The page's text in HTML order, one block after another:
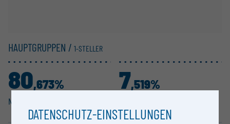
HAUPTGRUPPEN / 1-STELLER
Natur­wis­sen­schaften
80,673%
wis­sen­schaften
7,519%
DATENSCHUTZ-EINSTELLUNGEN